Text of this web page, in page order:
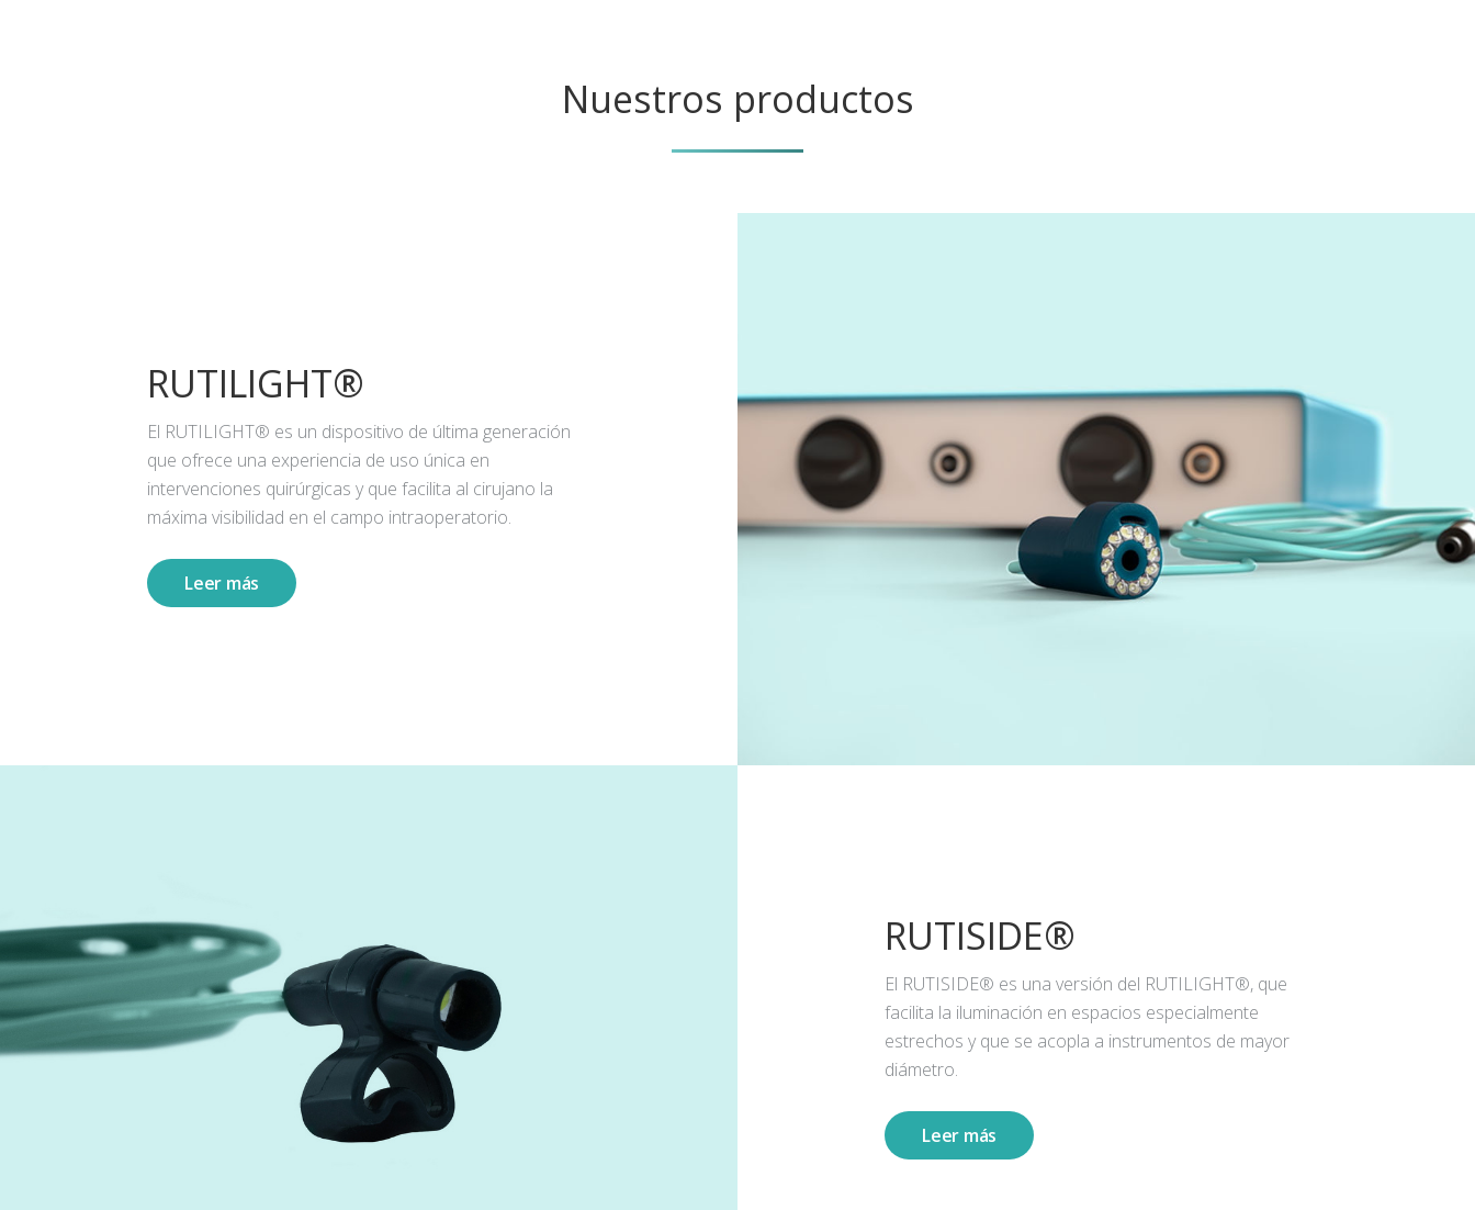
Nuestros productos
RUTILIGHT®
El RUTILIGHT® es un dispositivo de última generación
que ofrece una experiencia de uso única en
intervenciones quirúrgicas y que facilita al cirujano la
máxima visibilidad en el campo intraoperatorio.
Leer más
RUTISIDE®
El RUTISIDE® es una versión del RUTILIGHT®, que
facilita la iluminación en espacios especialmente
estrechos y que se acopla a instrumentos de mayor
diámetro.
Leer más